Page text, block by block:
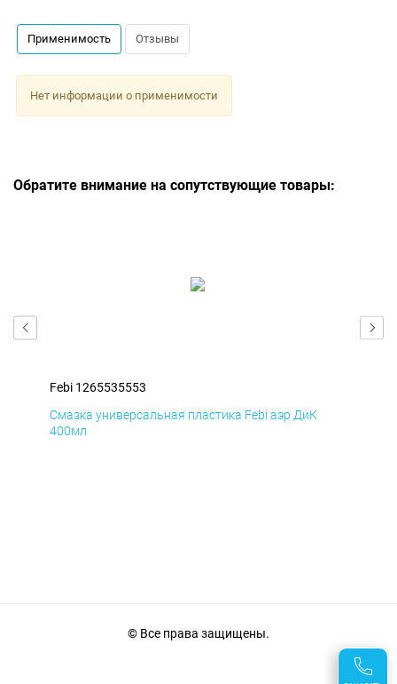
Применимость Отзывы
Нет информации о применимости
Обратите внимание на сопутствующие товары:
Febi 1265535553
Смазка универсальная пластика Febi аэр ДиК
400мл
© Все права защищены.